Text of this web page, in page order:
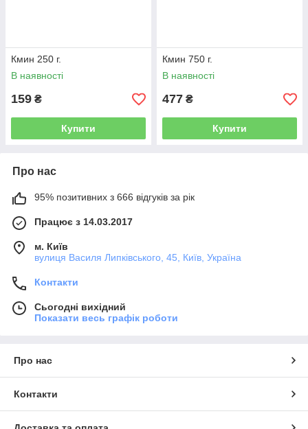
Кмин 250 г.
В наявності
159 ₴
Купити
Кмин 750 г.
В наявності
477 ₴
Купити
Про нас
95% позитивних з 666 відгуків за рік
Працює з 14.03.2017
м. Київ
вулиця Василя Липківського, 45, Київ, Україна
Контакти
Сьогодні вихідний
Показати весь графік роботи
Про нас
Контакти